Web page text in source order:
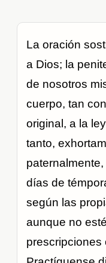
La oración
a Dios; la
de nosotros
cuerpo, tan
original, a la
tanto,
días de
según las
aunque no
prescripciones